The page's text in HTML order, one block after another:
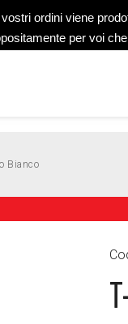
ordini viene
per voi
Bianco